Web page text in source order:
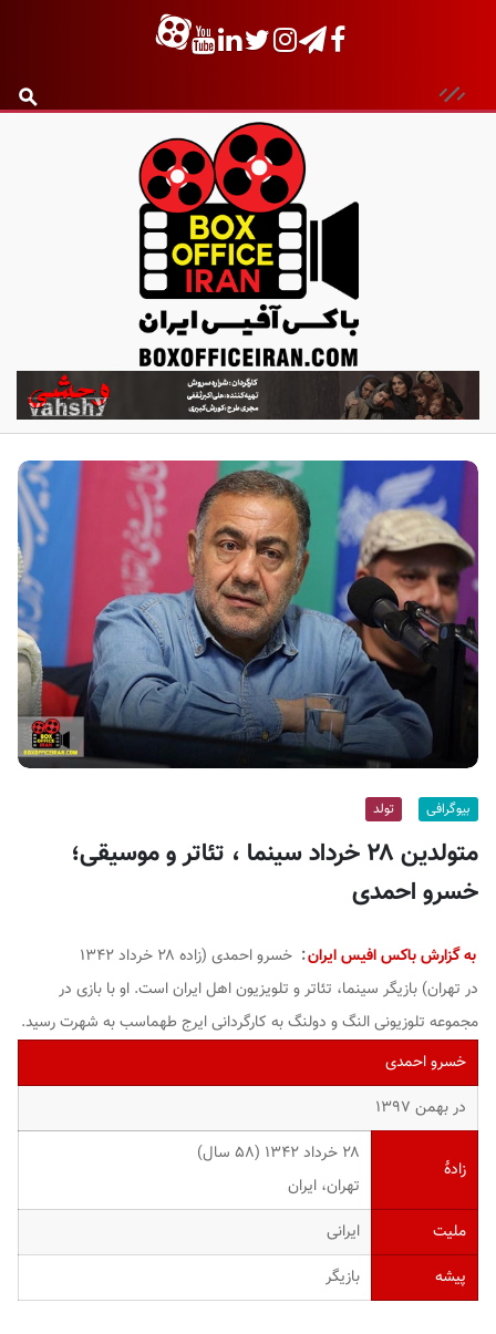
ب
ا
ک
س
آ
ف
ی
س
ا
ر
ا
ن
بیوگرافی تولد
متولدین ۲۸ خرداد سینما ، تئاتر و موسیقی؛
خسرو احمدی
به گزارش باکس افیس ایران:
خسرو احمدی (زاده ۲۸ خرداد ۱۳۴۲
در تهران) بازیگر سینما، تئاتر و تلویزیون اهل ایران است. او با بازی در
مجموعه تلوزیونی النگ و دولنگ به کارگردانی ایرج طهماسب به شهرت رسید.
خسرو احمدی
در بهمن ۱۳۹۷
زادهٔ
۲۸ خرداد ۱۳۴۲ ‏(۵۸ سال)
تهران، ایران
ملیت
ایرانی
پیشه
بازیگر